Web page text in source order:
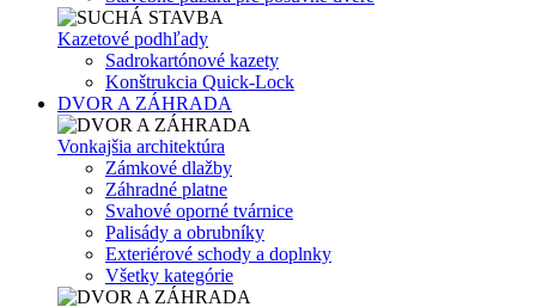
Kazetové podhľady
Sadrokartónové kazety
Konštrukcia Quick-Lock
DVOR A ZÁHRADA
Vonkajšia architektúra
Zámkové dlažby
Záhradné platne
Svahové oporné tvárnice
Palisády a obrubníky
Exteriérové schody a doplnky
Všetky kategórie